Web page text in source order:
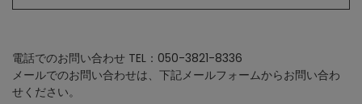
電話でのお問い合わせ TEL：050-3821-8336
メールでのお問い合わせは、下記メールフォームからお問い合わ
せください。